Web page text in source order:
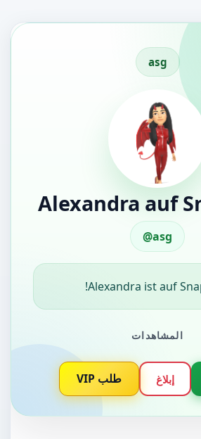
asg
Alexandra auf
@asg
Alexandra ist auf
المشاهدات
إبلاغ طلب VIP